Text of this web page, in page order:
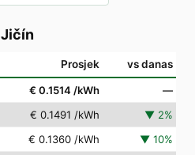
Jičín
Prosjek vs danas
€ 0.1514 /kWh
—
€ 0.1491 /kWh ▼ 2%
€ 0.1360 /kWh ▼ 10%